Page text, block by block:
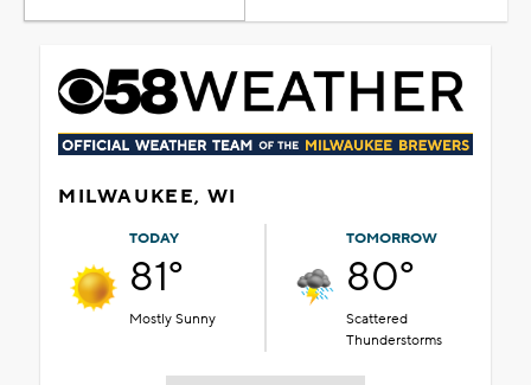
MILWAUKEE, WI
TODAY
81°
Mostly Sunny
TOMORROW
80°
Scattered
Thunderstorms